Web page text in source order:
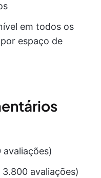
em todos os
espaço de
avaliações)